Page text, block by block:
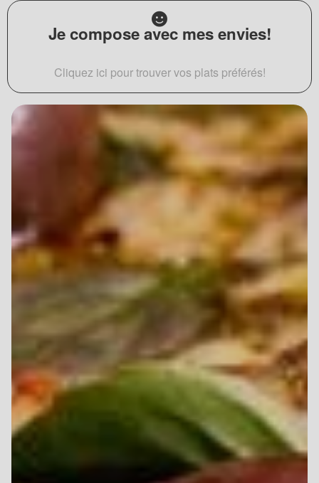
Je compose avec mes envies!
Cliquez ici pour trouver vos plats préférés!